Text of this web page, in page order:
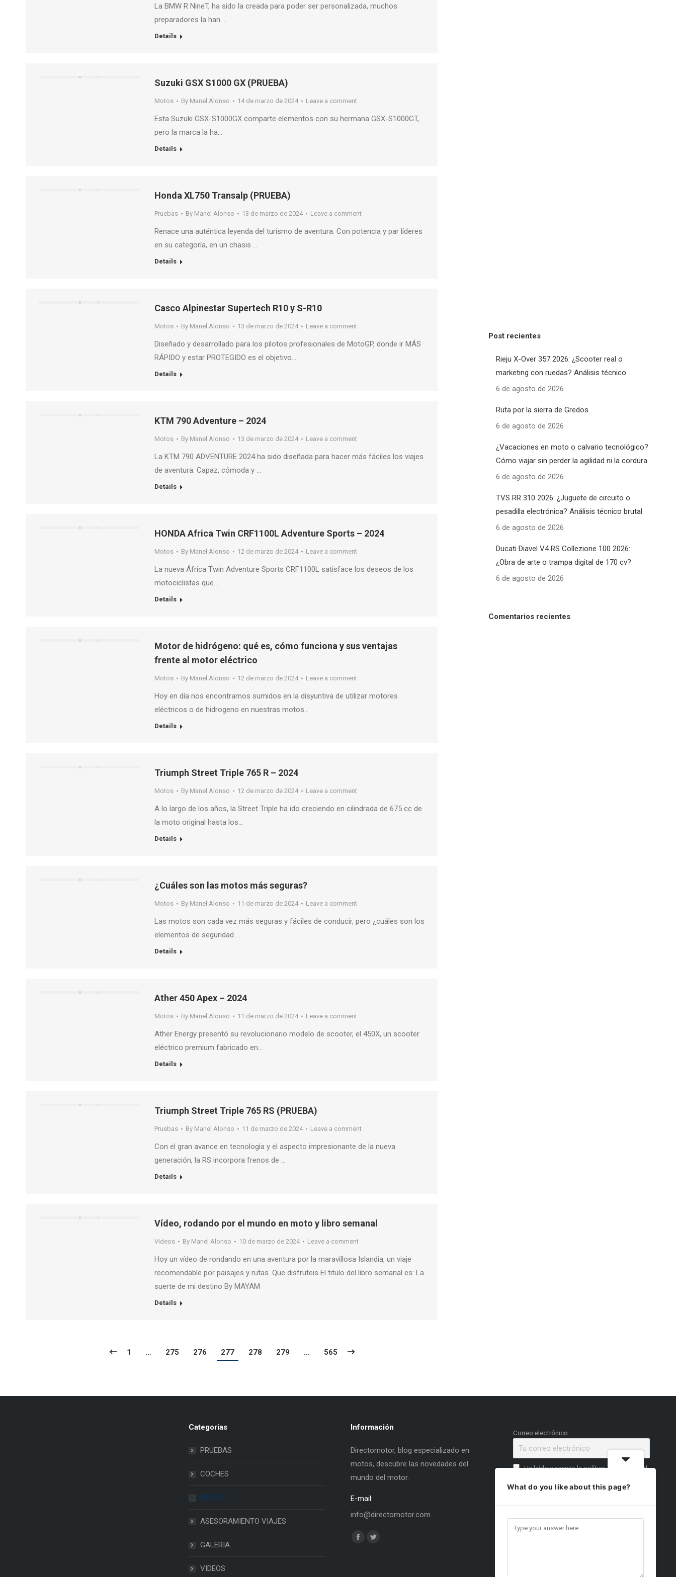
La BMW R NineT, ha sido la creada para poder ser personalizada, muchos
preparadores la han …
Details
Suzuki GSX S1000 GX (PRUEBA)
Motos By Manel Alonso 14 de marzo de 2024 Leave a comment
Esta Suzuki GSX-S1000GX comparte elementos con su hermana GSX-S1000GT,
pero la marca la ha…
Details
Honda XL750 Transalp (PRUEBA)
Pruebas By Manel Alonso 13 de marzo de 2024 Leave a comment
Renace una auténtica leyenda del turismo de aventura. Con potencia y par líderes
en su categoría, en un chasis …
Details
Casco Alpinestar Supertech R10 y S-R10
Motos By Manel Alonso 13 de marzo de 2024 Leave a comment
Diseñado y desarrollado para los pilotos profesionales de MotoGP, donde ir MÁS
RÁPIDO y estar PROTEGIDO es el objetivo…
Details
KTM 790 Adventure – 2024
Motos By Manel Alonso 13 de marzo de 2024 Leave a comment
La KTM 790 ADVENTURE 2024 ha sido diseñada para hacer más fáciles los viajes
de aventura. Capaz, cómoda y …
Details
HONDA Africa Twin CRF1100L Adventure Sports – 2024
Motos By Manel Alonso 12 de marzo de 2024 Leave a comment
La nueva África Twin Adventure Sports CRF1100L satisface los deseos de los
motociclistas que…
Details
Motor de hidrógeno: qué es, cómo funciona y sus ventajas
frente al motor eléctrico
Motos By Manel Alonso 12 de marzo de 2024 Leave a comment
Hoy en día nos encontramos sumidos en la disyuntiva de utilizar motores
eléctricos o de hidrogeno en nuestras motos…
Details
Triumph Street Triple 765 R – 2024
Motos By Manel Alonso 12 de marzo de 2024 Leave a comment
A lo largo de los años, la Street Triple ha ido creciendo en cilindrada de 675 cc de
la moto original hasta los…
Details
¿Cuáles son las motos más seguras?
Motos By Manel Alonso 11 de marzo de 2024 Leave a comment
Las motos son cada vez más seguras y fáciles de conducir, pero ¿cuáles son los
elementos de seguridad …
Details
Ather 450 Apex – 2024
Motos By Manel Alonso 11 de marzo de 2024 Leave a comment
Ather Energy presentó su revolucionario modelo de scooter, el 450X, un scooter
eléctrico premium fabricado en…
Details
Triumph Street Triple 765 RS (PRUEBA)
Pruebas By Manel Alonso 11 de marzo de 2024 Leave a comment
Con el gran avance en tecnología y el aspecto impresionante de la nueva
generación, la RS incorpora frenos de …
Details
Vídeo, rodando por el mundo en moto y libro semanal
Videos By Manel Alonso 10 de marzo de 2024 Leave a comment
Hoy un vídeo de rondando en una aventura por la maravillosa Islandia, un viaje
recomendable por paisajes y rutas. Que disfruteis El titulo del libro semanal es: La
suerte de mi destino By MAYAM
Details
1 … 275 276 277 278 279 … 565
Post recientes
Rieju X-Over 357 2026: ¿Scooter real o
marketing con ruedas? Análisis técnico
6 de agosto de 2026
Ruta por la sierra de Gredos
6 de agosto de 2026
¿Vacaciones en moto o calvario tecnológico?
Cómo viajar sin perder la agilidad ni la cordura
6 de agosto de 2026
TVS RR 310 2026: ¿Juguete de circuito o
pesadilla electrónica? Análisis técnico brutal
6 de agosto de 2026
Ducati Diavel V4 RS Collezione 100 2026:
¿Obra de arte o trampa digital de 170 cv?
6 de agosto de 2026
Comentarios recientes
Categorias
PRUEBAS
COCHES
MOTOS
ASESORAMIENTO VIAJES
GALERIA
VIDEOS
Información
Directomotor, blog especializado en
motos, descubre las novedades del
mundo del motor.
E-mail:
info@directomotor.com
Find us on:
Facebook
Twitter
Correo electrónico
He leído y acepto la política de privacidad
What do you like about this page?